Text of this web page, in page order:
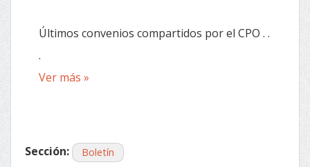
Últimos convenios compartidos por el CPO . .
.
Ver más »
Sección: Boletín